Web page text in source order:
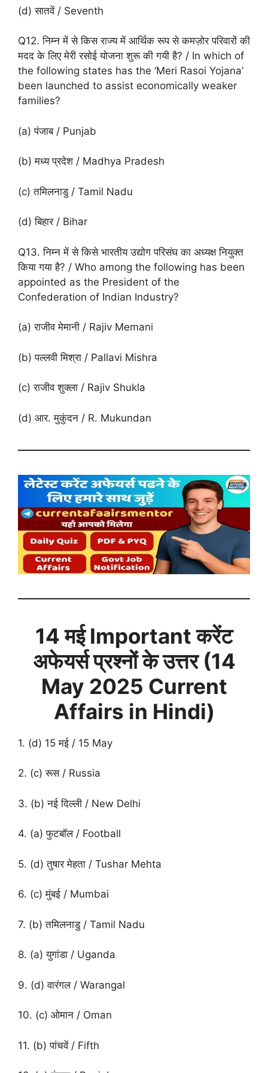
(d) सातवें / Seventh
Q12. निम्न में से किस राज्य में आर्थिक रूप से कमज़ोर परिवारों की
मदद के लिए मेरी रसोई योजना शुरू की गयी है? / In which of
the following states has the ‘Meri Rasoi Yojana’
been launched to assist economically weaker
families?
(a) पंजाब / Punjab
(b) मध्य प्रदेश / Madhya Pradesh
(c) तमिलनाडु / Tamil Nadu
(d) बिहार / Bihar
Q13. निम्न में से किसे भारतीय उद्योग परिसंघ का अध्यक्ष नियुक्त
किया गया है? / Who among the following has been
appointed as the President of the
Confederation of Indian Industry?
(a) राजीव मेमानी / Rajiv Memani
(b) पल्लवी मिश्रा / Pallavi Mishra
(c) राजीव शुक्ला / Rajiv Shukla
(d) आर. मुकुंदन / R. Mukundan
14 मई Important करेंट
अफेयर्स प्रश्नों के उत्तर (14
May 2025 Current
Affairs in Hindi)
1. (d) 15 मई / 15 May
2. (c) रूस / Russia
3. (b) नई दिल्ली / New Delhi
4. (a) फुटबॉल / Football
5. (d) तुषार मेहता / Tushar Mehta
6. (c) मुंबई / Mumbai
7. (b) तमिलनाडु / Tamil Nadu
8. (a) युगांडा / Uganda
9. (d) वारंगल / Warangal
10. (c) ओमान / Oman
11. (b) पांचवें / Fifth